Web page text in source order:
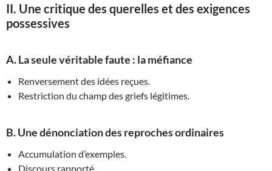
II. Une critique des querelles et des exigences
possessives
A. La seule véritable faute : la méfiance
Renversement des idées reçues.
Restriction du champ des griefs légitimes.
B. Une dénonciation des reproches ordinaires
Accumulation d’exemples.
Discours rapporté.